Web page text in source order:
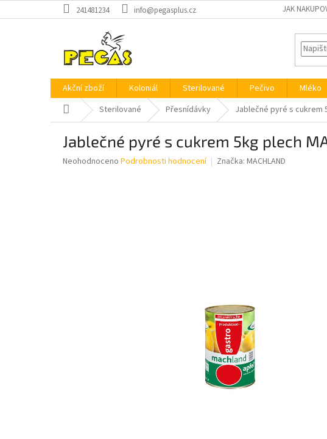
na
241481234 info@pegasplus.cz JAK
Akční zboží Koloniál Sterilované Pečivo Mléko
Domů Sterilované Přesnídávky Jablečné pyré s cukrem
Jablečné pyré s cukrem 5kg plech
Průměrné
Neohodnoceno Podrobnosti hodnocení Značka: MACHLAND